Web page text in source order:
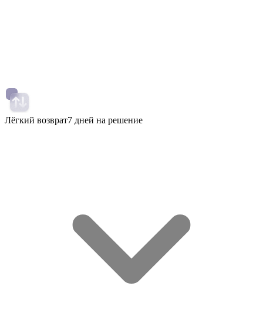
Лёгкий возврат7 дней на решение